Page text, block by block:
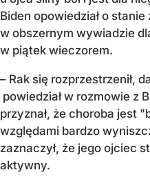
Biden opowiedział o
w obszernym wywiadzie
w piątek wieczorem.
– Rak się rozprzestrzenił,
powiedział w rozmowie z
przyznał, że choroba jest
względami bardzo
zaznaczył, że jego ojciec
aktywny.